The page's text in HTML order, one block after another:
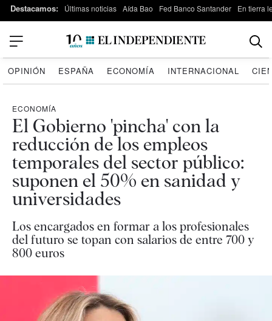
Destacamos: Últimas noticias Aída Bao Fed Banco Santander En tierra
OPINIÓN ESPAÑA ECONOMÍA INTERNACIONAL
ECONOMÍA
El Gobierno 'pincha' con la
reducción de los empleos
temporales del sector público:
suponen el 50% en sanidad y
universidades
Los encargados en formar a los profesionales
del futuro se topan con salarios de entre 700 y
800 euros